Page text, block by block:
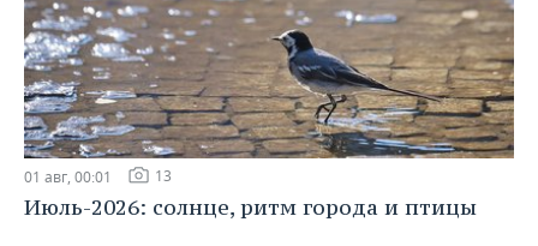
01 авг, 00:01 13
Июль-2026: солнце, ритм города и птицы